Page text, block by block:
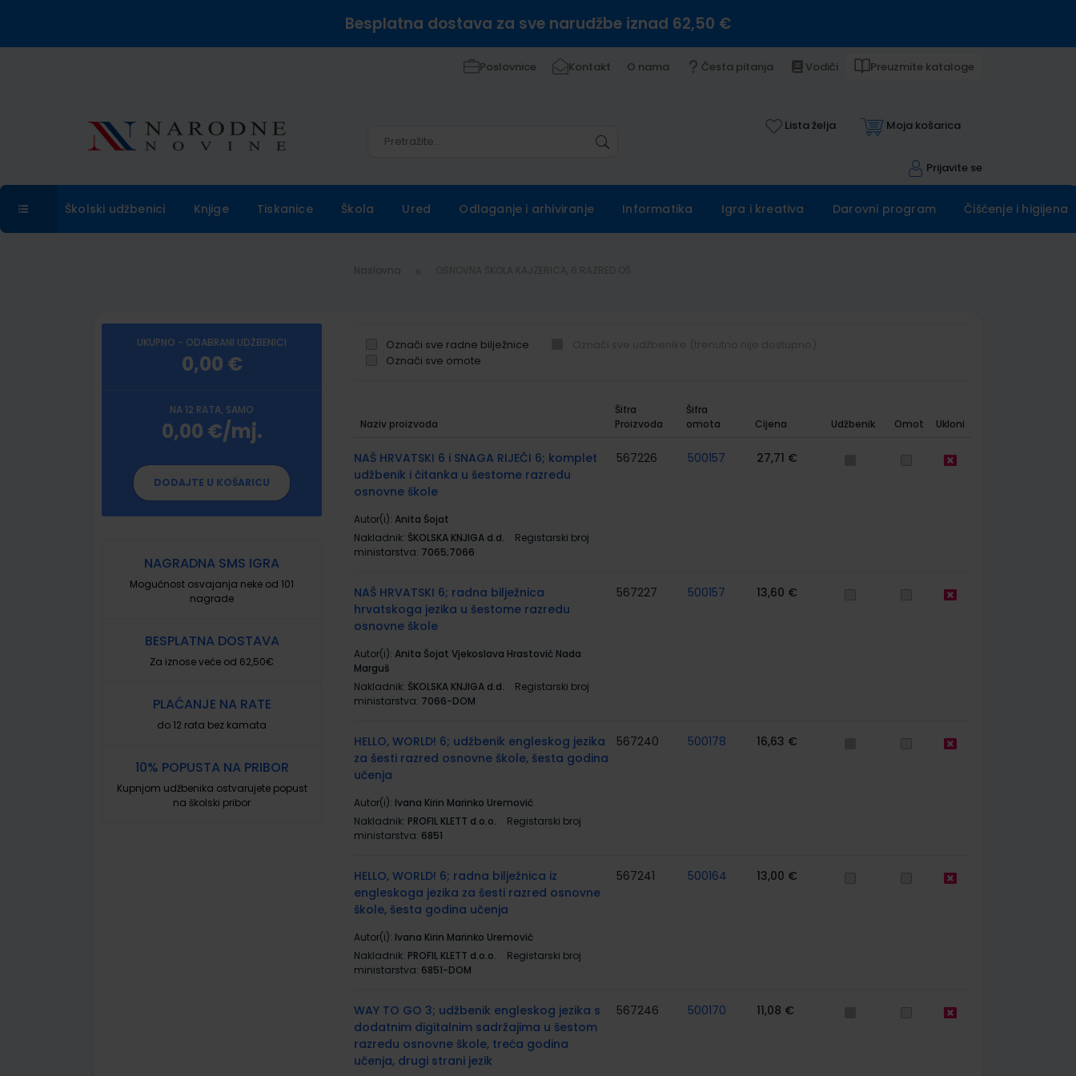
Besplatna dostava za sve narudžbe iznad 62,50 €
Poslovnice Kontakt O nama Česta pitanja Vodiči Preuzmite kataloge
Lista želja Moja košarica
Prijavite se
Školski udžbenici Knjige Tiskanice Škola Ured Odlaganje i arhiviranje Informatika Igra i kreativa Darovni program Čišćenje i higijena
Naslovna
UKUPNO - ODABRANI UDŽBENICI
0,00 €
NA 12 RATA, SAMO
0,00 €/mj.
DODAJTE U KOŠARICU
NAGRADNA SMS IGRA
Mogućnost osvajanja neke od 101
nagrade
BESPLATNA DOSTAVA
Za iznose veće od 62,50€
PLAĆANJE NA RATE
do 12 rata bez kamata
10% POPUSTA NA PRIBOR
Kupnjom udžbenika ostvarujete popust
na školski pribor
Označi sve radne bilježnice
Označi sve omote
proizvodi
Naziv proizvoda
Šifra
Proizvoda
Šifra
omota
Cijena Udžbenik Omot Ukloni
NAŠ HRVATSKI 6 i SNAGA RIJEČI 6; komplet
udžbenik i čitanka u šestome razredu
osnovne škole
Autor(i): Anita Šojat
Nakladnik: ŠKOLSKA KNJIGA d.d.
Registarski broj
ministarstva: 7065;7066
567226 500157 27,71 €
NAŠ HRVATSKI 6; radna bilježnica
hrvatskoga jezika u šestome razredu
osnovne škole
Autor(i): Anita Šojat Vjekoslava Hrastović Nada
Marguš
Nakladnik: ŠKOLSKA KNJIGA d.d.
Registarski broj
ministarstva: 7066-DOM
567227 500157 13,60 €
HELLO, WORLD! 6; udžbenik engleskog jezika
za šesti razred osnovne škole, šesta godina
učenja
Autor(i): Ivana Kirin Marinko Uremović
Nakladnik: PROFIL KLETT d.o.o.
Registarski broj
ministarstva: 6851
567240 500178 16,63 €
HELLO, WORLD! 6; radna bilježnica iz
engleskoga jezika za šesti razred osnovne
škole, šesta godina učenja
Autor(i): Ivana Kirin Marinko Uremović
Nakladnik: PROFIL KLETT d.o.o.
Registarski broj
ministarstva: 6851-DOM
567241 500164 13,00 €
WAY TO GO 3; udžbenik engleskog jezika s
dodatnim digitalnim sadržajima u šestom
razredu osnovne škole, treća godina
učenja, drugi strani jezik
567246 500170 11,08 €